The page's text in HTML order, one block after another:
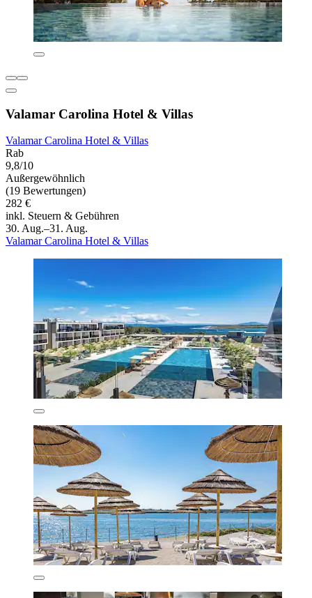
Valamar Carolina Hotel & Villas
Valamar Carolina Hotel & Villas
Rab
9,8/10
Außergewöhnlich
(19 Bewertungen)
282 €
inkl. Steuern & Gebühren
30. Aug.–31. Aug.
Valamar Carolina Hotel & Villas